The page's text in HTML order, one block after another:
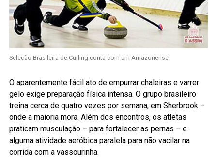
Seleção Brasileira de Curling conta com um Amazonense
O aparentemente fácil ato de empurrar chaleiras e varrer
gelo exige preparação física intensa. O grupo brasileiro
treina cerca de quatro vezes por semana, em Sherbrook –
onde a maioria mora. Além dos encontros, os atletas
praticam musculação – para fortalecer as pernas – e
alguma atividade aeróbica paralela para não vacilar na
corrida com a vassourinha.